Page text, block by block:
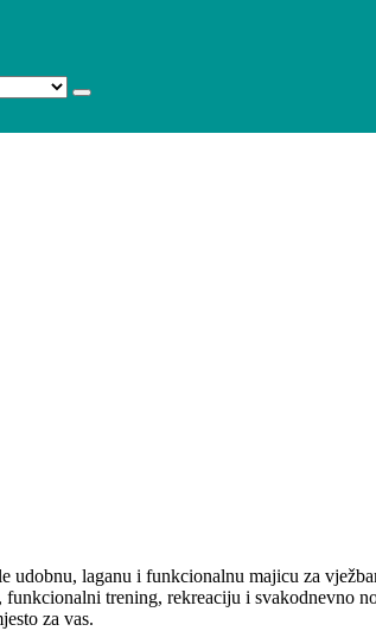
udobnu, laganu i funkcionalnu majicu za
trening, rekreaciju i svakodnevno
za vas.